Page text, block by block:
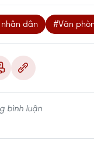
dân #Văn